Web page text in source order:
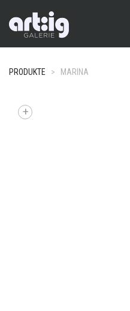
PRODUKTE > MARINA
+